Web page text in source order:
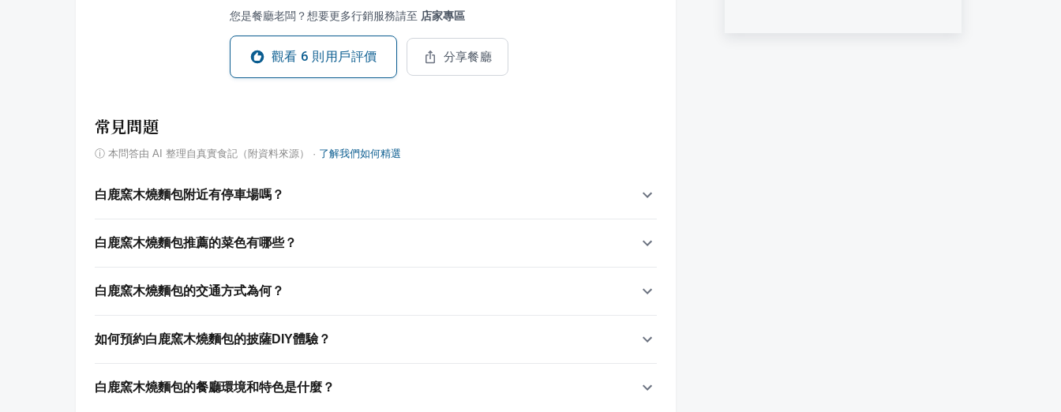
您是餐廳老闆？想要更多行銷服務請至 店家專區
觀看 6 則用戶評價 分享餐廳
常見問題
ⓘ 本問答由 AI 整理自真實食記（附資料來源） · 了解我們如何精選
白鹿窯木燒麵包附近有停車場嗎？
白鹿窯木燒麵包推薦的菜色有哪些？
白鹿窯木燒麵包的交通方式為何？
如何預約白鹿窯木燒麵包的披薩DIY體驗？
白鹿窯木燒麵包的餐廳環境和特色是什麼？